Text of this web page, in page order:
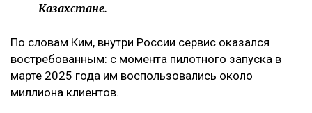
Казахстане.
По словам Ким, внутри России сервис оказался
востребованным: с момента пилотного запуска в
марте 2025 года им воспользовались около
миллиона клиентов.